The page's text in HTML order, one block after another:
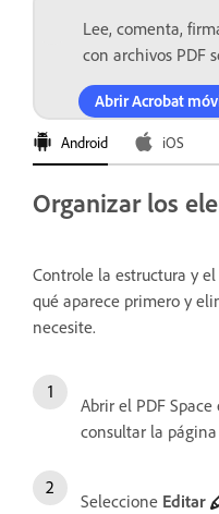
Lee, comenta,
con archivos PDF
Abrir Acrobat
Android iOS
Organizar los
Controle la estructura y
qué aparece primero y
necesite.
Abrir el PDF
consultar la página
Seleccione Editar